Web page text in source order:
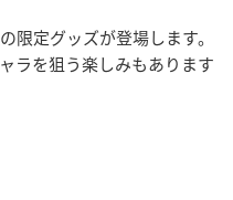
限定グッズが登場します。
ラを狙う楽しみもあります